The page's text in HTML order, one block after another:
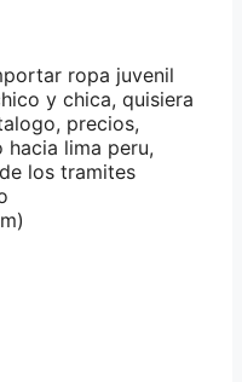
ropa juvenil
y chica, quisiera
precios,
lima peru,
los tramites